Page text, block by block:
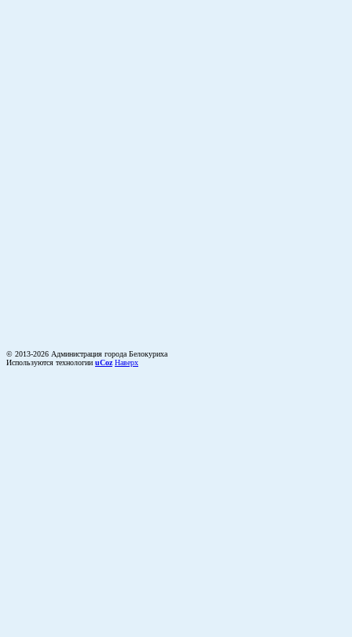
© 2013-2026 Администрация города Белокуриха
Используются технологии uCoz Наверх